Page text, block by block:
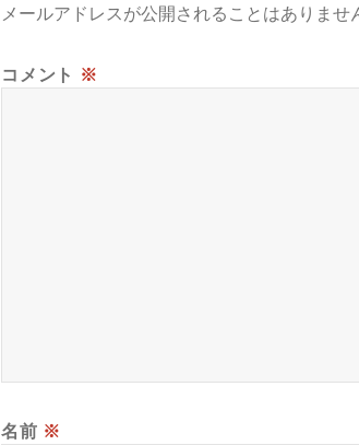
メールアドレスが公開されることはありませ
コメント ※
名前 ※